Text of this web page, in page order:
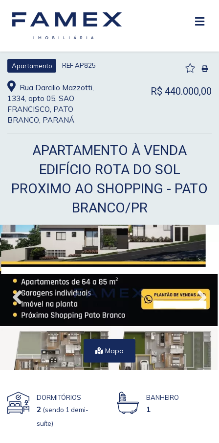
Apartamento REF AP825
Rua Darcilio Mazzotti,
1334, apto 05, SAO
FRANCISCO, PATO
BRANCO, PARANÁ
R$ 440.000,00
APARTAMENTO À VENDA
EDIFÍCIO ROTA DO SOL
PROXIMO AO SHOPPING - PATO
BRANCO/PR
Mapa
DORMITÓRIOS
2 (sendo 1 demi-
suíte)
BANHEIRO
1